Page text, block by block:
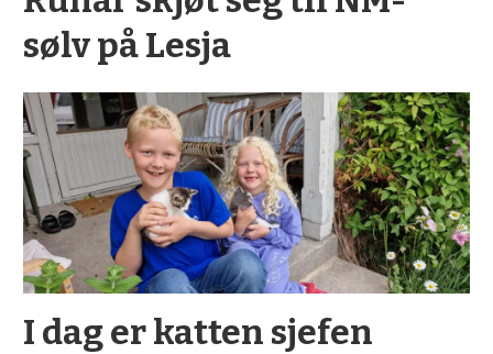
sølv på Lesja
I dag er katten sjefen